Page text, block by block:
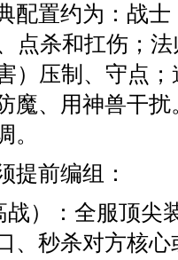
配置约为：战
点杀和扛伤；
）压制、守点；
魔、用神兽干
。
提前编组：
战）：全服顶尖
、秒杀对方核